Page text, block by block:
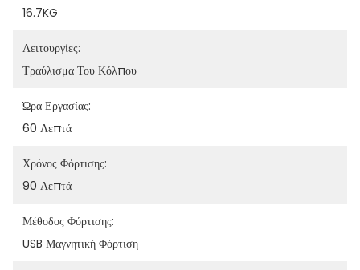
16.7KG
Λειτουργίες:
Τραύλισμα Του Κόλπου
Ώρα Εργασίας:
60 Λεπτά
Χρόνος Φόρτισης:
90 Λεπτά
Μέθοδος Φόρτισης:
USB Μαγνητική Φόρτιση